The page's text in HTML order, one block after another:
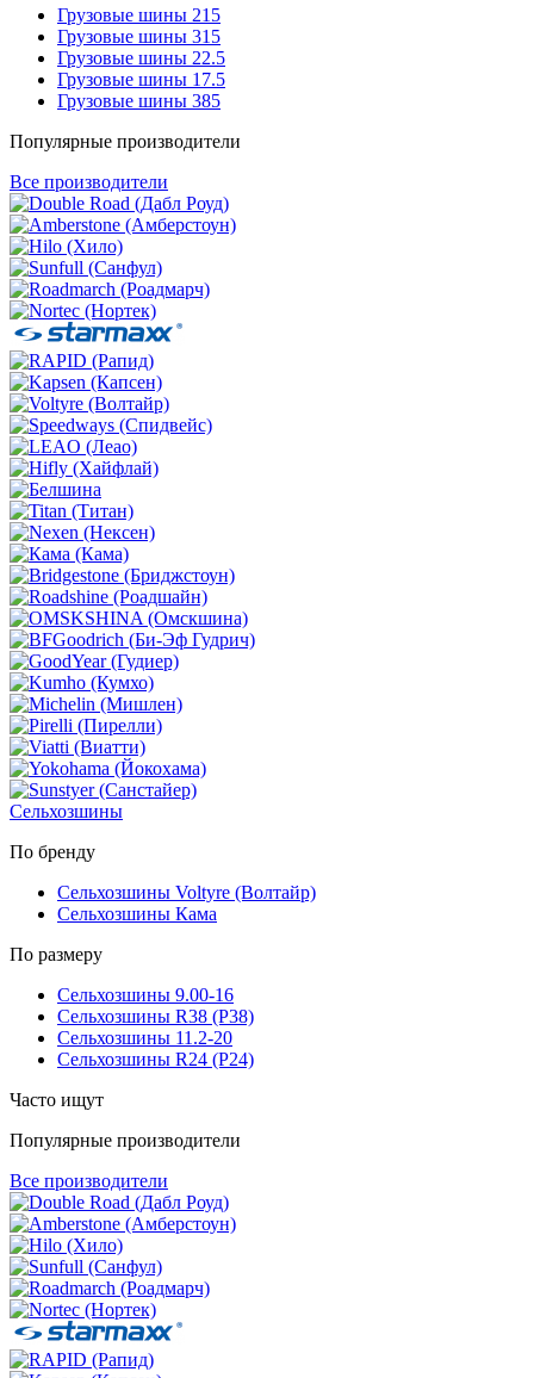
Грузовые шины 215
Грузовые шины 315
Грузовые шины 22.5
Грузовые шины 17.5
Грузовые шины 385
Популярные производители
Все производители
Сельхозшины
По бренду
Сельхозшины Voltyre (Волтайр)
Сельхозшины Кама
По размеру
Сельхозшины 9.00-16
Сельхозшины R38 (Р38)
Сельхозшины 11.2-20
Сельхозшины R24 (Р24)
Часто ищут
Популярные производители
Все производители